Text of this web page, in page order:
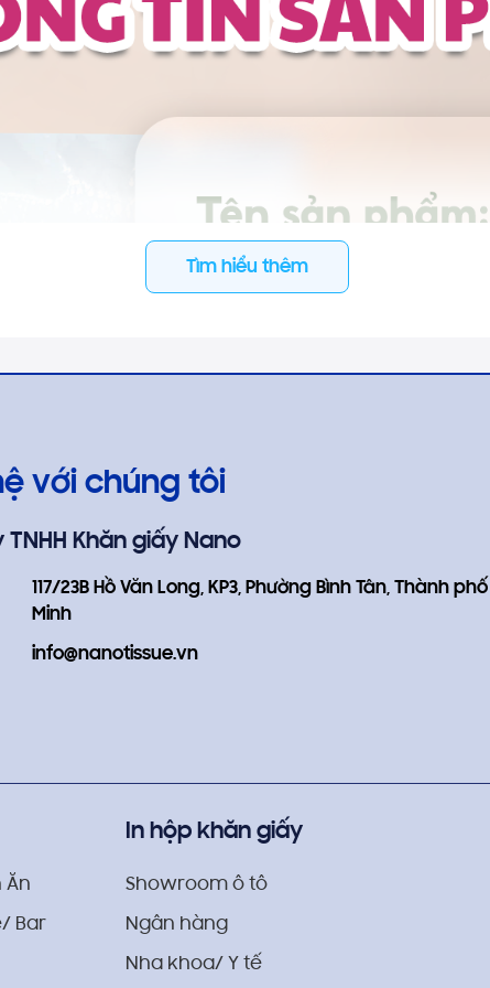
Tìm hiểu thêm
với chúng tôi
Khăn giấy Nano
117/23B Hồ Văn Long, KP3, Phường Bình Tân, Thành
Minh
info@nanotissue.vn
Ăn
Bar
In hộp khăn giấy
Showroom ô tô
Ngân hàng
Nha khoa/ Y tế